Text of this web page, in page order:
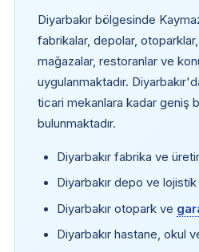
Diyarbakır bölgesinde
fabrikalar, depolar,
mağazalar, restoranlar ve
uygulanmaktadır.
ticari mekanlara kadar geniş
bulunmaktadır.
Diyarbakır fabrika ve
Diyarbakır depo ve
Diyarbakır otopark ve
Diyarbakır hastane, okul